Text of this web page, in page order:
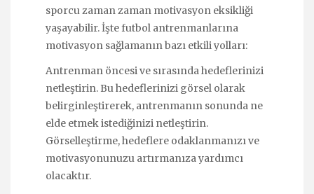
sporcu zaman zaman motivasyon eksikliği
yaşayabilir. İşte futbol antrenmanlarına
motivasyon sağlamanın bazı etkili yolları:
Antrenman öncesi ve sırasında hedeflerinizi
netleştirin. Bu hedeflerinizi görsel olarak
belirginleştirerek, antrenmanın sonunda ne
elde etmek istediğinizi netleştirin.
Görselleştirme, hedeflere odaklanmanızı ve
motivasyonunuzu artırmanıza yardımcı
olacaktır.